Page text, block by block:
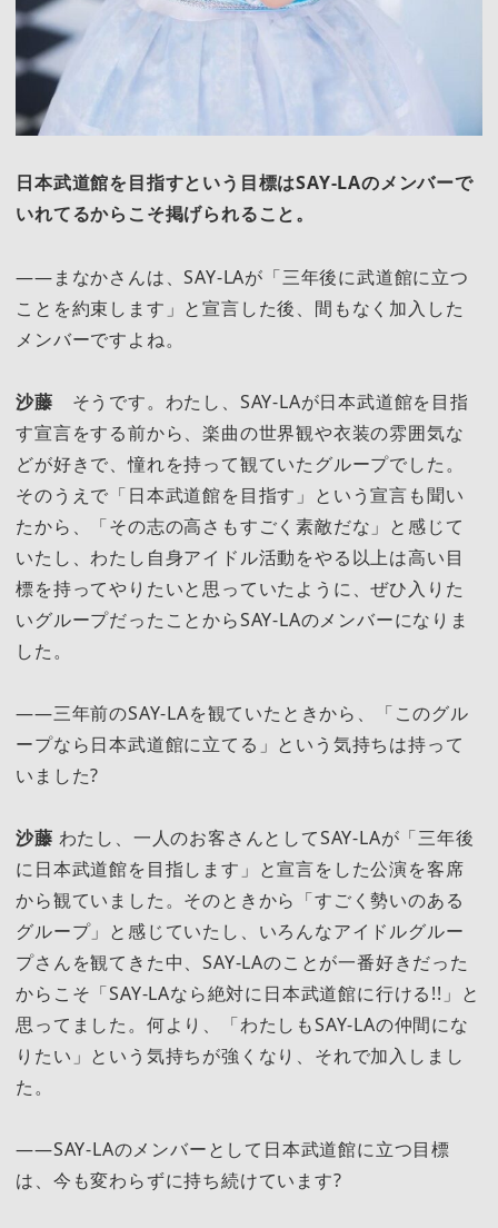
日本武道館を目指すという目標はSAY-LAのメンバーで
いれてるからこそ掲げられること。
――まなかさんは、SAY-LAが「三年後に武道館に立つ
ことを約束します」と宣言した後、間もなく加入した
メンバーですよね。
沙藤 そうです。わたし、SAY-LAが日本武道館を目指
す宣言をする前から、楽曲の世界観や衣装の雰囲気な
どが好きで、憧れを持って観ていたグループでした。
そのうえで「日本武道館を目指す」という宣言も聞い
たから、「その志の高さもすごく素敵だな」と感じて
いたし、わたし自身アイドル活動をやる以上は高い目
標を持ってやりたいと思っていたように、ぜひ入りた
いグループだったことからSAY-LAのメンバーになりま
した。
――三年前のSAY-LAを観ていたときから、「このグル
ープなら日本武道館に立てる」という気持ちは持って
いました?
沙藤 わたし、一人のお客さんとしてSAY-LAが「三年後
に日本武道館を目指します」と宣言をした公演を客席
から観ていました。そのときから「すごく勢いのある
グループ」と感じていたし、いろんなアイドルグルー
プさんを観てきた中、SAY-LAのことが一番好きだった
からこそ「SAY-LAなら絶対に日本武道館に行ける!!」と
思ってました。何より、「わたしもSAY-LAの仲間にな
りたい」という気持ちが強くなり、それで加入しまし
た。
――SAY-LAのメンバーとして日本武道館に立つ目標
は、今も変わらずに持ち続けています?